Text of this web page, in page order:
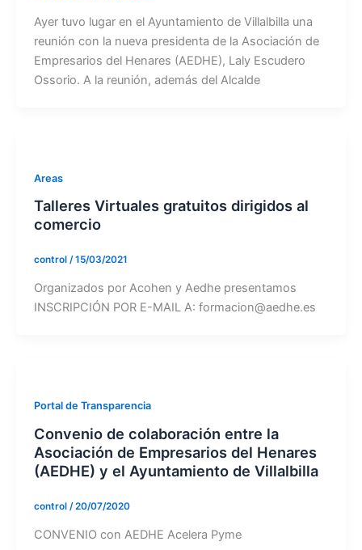
Ayer tuvo lugar en el Ayuntamiento de Villalbilla una
reunión con la nueva presidenta de la Asociación de
Empresarios del Henares (AEDHE), Laly Escudero
Ossorio. A la reunión, además del Alcalde
Areas
Talleres Virtuales gratuitos dirigidos al
comercio
control /15/03/2021
Organizados por Acohen y Aedhe presentamos
INSCRIPCIÓN POR E-MAIL A: formacion@aedhe.es
Portal de Transparencia
Convenio de colaboración entre la
Asociación de Empresarios del Henares
(AEDHE) y el Ayuntamiento de Villalbilla
control /20/07/2020
CONVENIO con AEDHE Acelera Pyme